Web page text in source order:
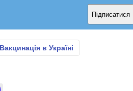
Підписатися
Вакцинація в Україні